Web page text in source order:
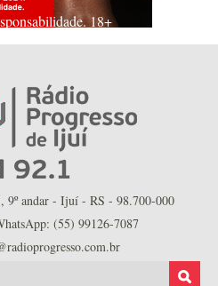
18+
9º andar - Ijuí - RS - 98.700-000
(55) 99126-7087